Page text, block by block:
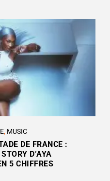
, MUSIC
DE FRANCE :
D’AYA
5 CHIFFRES